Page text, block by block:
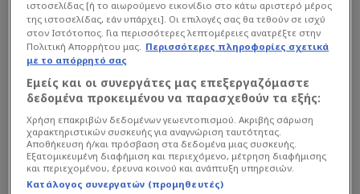
φέρει ισοπαλία 1-1 με τον Παναθηναϊκό στη
Λεωφόρο, ενώ οΛεβαδειακόςεπικράτησε με 4-0
τονΟΦΗκαι ανέβηκε 5η θέση της βαθμολογίας.
Διαβάστε επίσης...
Η πιθανή 11αδα του
Ολυμπιακού - Τι... φοβάται
ο Μεντιλίμπαρ από
Λεβαδειακό
ιστοσελίδας [ή το αιωρούμενο εικονίδιο στο κάτω αριστερό μέρος
της ιστοσελίδας, εάν υπάρχει]. Οι επιλογές σας θα τεθούν σε ισχύ
στον Ιστότοπος. Για περισσότερες λεπτομέρειες ανατρέξτε στην
Πολιτική Απορρήτου μας. Περισσότερες πληροφορίες σχετικά
με το απόρρητό σας
Εμείς και οι συνεργάτες μας επεξεργαζόμαστε
δεδομένα προκειμένου να παρασχεθούν τα εξής:
Χρήση επακριβών δεδομένων γεωεντοπισμού. Ακριβής σάρωση
χαρακτηριστικών συσκευής για αναγνώριση ταυτότητας.
Αποθήκευση ή/και πρόσβαση στα δεδομένα μιας συσκευής.
Εξατομικευμένη διαφήμιση και περιεχόμενο, μέτρηση διαφήμισης
και περιεχομένου, έρευνα κοινού και ανάπτυξη υπηρεσιών.
Κατάλογος συνεργατών (προμηθευτές)